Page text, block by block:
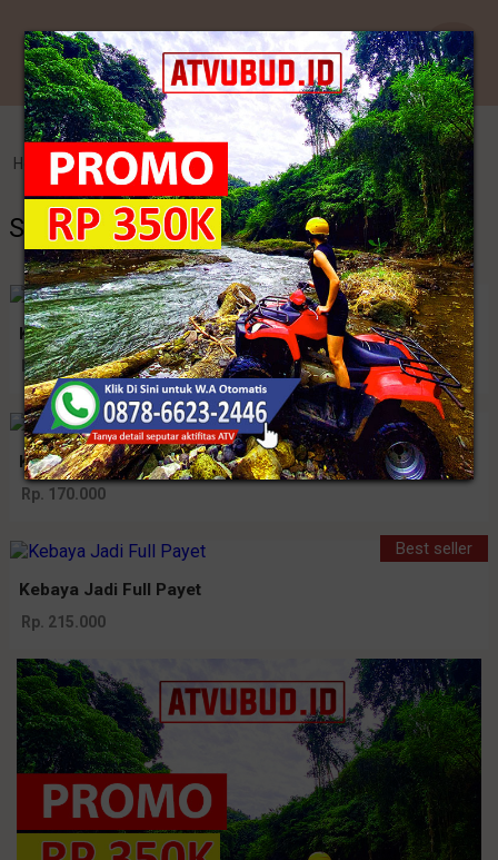
Kategori
Home > Kebaya Jadi > Seragam Kebaya Keluarga Muslim
Seragam Kebaya Keluarga Muslim
Kebaya Brokat Glosy Lengan Panjang
Rp. 155.000
Kebaya Jadi Brokat Kutubaru Lengan Panjang
Rp. 170.000
Best seller
Kebaya Jadi Full Payet
Rp. 215.000